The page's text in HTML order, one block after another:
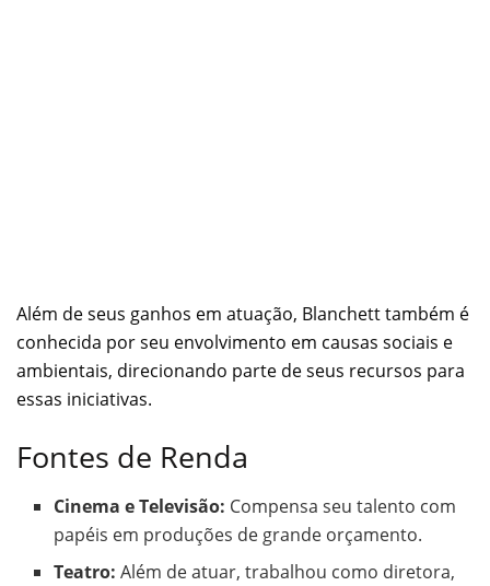
Além de seus ganhos em atuação, Blanchett também é
conhecida por seu envolvimento em causas sociais e
ambientais, direcionando parte de seus recursos para
essas iniciativas.
Fontes de Renda
Cinema e Televisão: Compensa seu talento com
papéis em produções de grande orçamento.
Teatro: Além de atuar, trabalhou como diretora,